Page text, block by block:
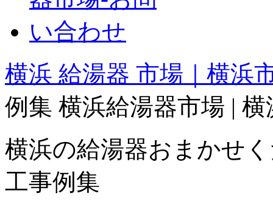
横浜 給湯器 市場｜横浜
例集 横浜給湯器市場 | 横
横浜の給湯器おまかせ
工事例集